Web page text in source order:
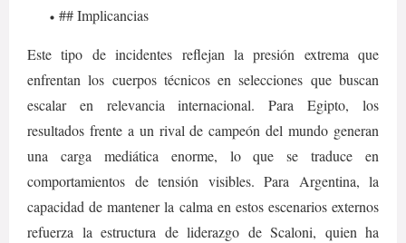
## Implicancias
Este tipo de incidentes reflejan la presión extrema que
enfrentan los cuerpos técnicos en selecciones que buscan
escalar en relevancia internacional. Para Egipto, los
resultados frente a un rival de campeón del mundo generan
una carga mediática enorme, lo que se traduce en
comportamientos de tensión visibles. Para Argentina, la
capacidad de mantener la calma en estos escenarios externos
refuerza la estructura de liderazgo de Scaloni, quien ha